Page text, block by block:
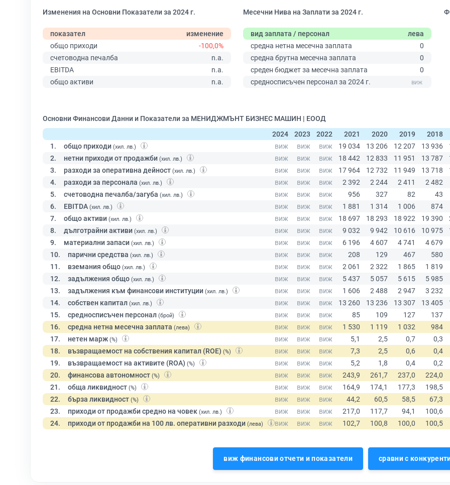
Изменения на Основни Показатели за 2024 г.
показател
изменение
общо приходи
-100,0%
счетоводна печалба
n.a.
EBITDA
n.a.
общо активи
n.a.
Месечни Нива на Заплати за 2024 г.
вид заплата / персонал
лева
средна нетна месечна заплата
0
средна брутна месечна заплата
0
среден бюджет за месечна заплата
0
средносписъчен персонал за 2024 г.
Основни Финансови Данни и Показатели за МЕНИДЖМЪНТ БИЗНЕС МАШИН | ЕООД
2024
2023 2022 2021 2020 2019
2018
1.
общо приходи (хил. лв.)
2. нетни приходи от продажби (хил. лв.)
3. разходи за оперативна дейност (хил. лв.)
4. разходи за персонала (хил. лв.)
5. счетоводна печалба/загуба (хил. лв.)
6. EBITDA (хил. лв.)
7. общо активи (хил. лв.)
8. дълготрайни активи (хил. лв.)
9. материални запаси (хил. лв.)
10. парични средства (хил. лв.)
11. вземания общо (хил. лв.)
12. задължения общо (хил. лв.)
13. задължения към финансови институции (хил. лв.)
14. собствен капитал (хил. лв.)
15. средносписъчен персонал (брой)
16. средна нетна месечна заплата (лева)
17. нетен марж (%)
18. възвращаемост на собствения капитал (ROE) (%)
19. възвращаемост на активите (ROA) (%)
20. финансова автономност (%)
21. обща ликвидност (%)
22. бърза ликвидност (%)
23. приходи от продажби средно на човек (хил. лв.)
24. приходи от продажби на 100 лв. оперативни разходи (лева)
виж финансови отчети и показатели сравни с